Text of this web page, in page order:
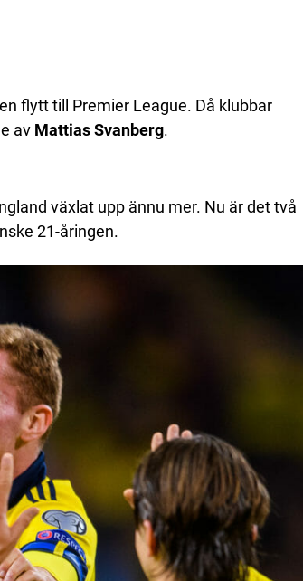
flytt till Premier League. Då klubbar
av Mattias Svanberg.
växlat upp ännu mer. Nu är det två
21-åringen.